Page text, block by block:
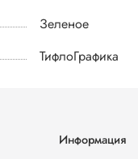
Зеленое
ТифлоГрафика
Информация